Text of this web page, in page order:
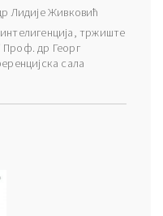
Лидије Живковић
тржиште
Проф. др Георг
сала